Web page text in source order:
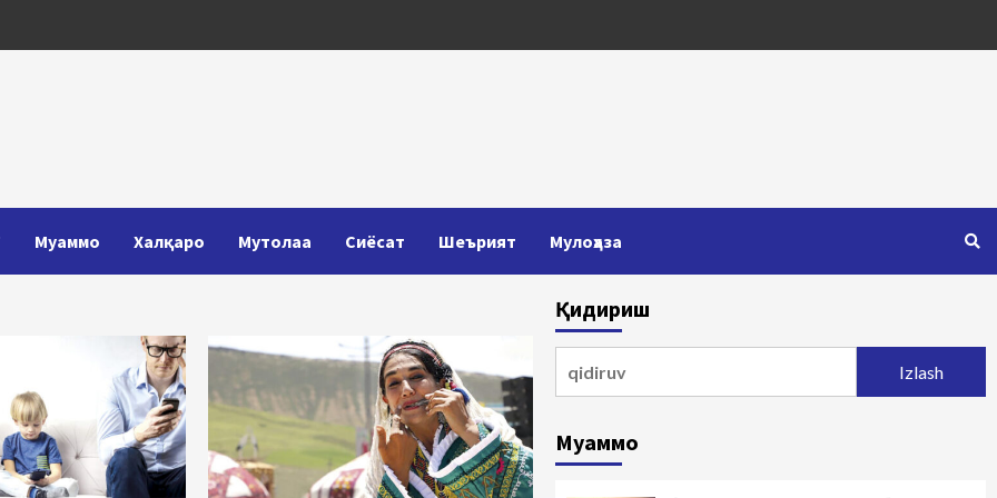
Муаммо Халқаро Мутолаа Сиёсат Шеърият Мулоҳаза
Қидириш
Муаммо